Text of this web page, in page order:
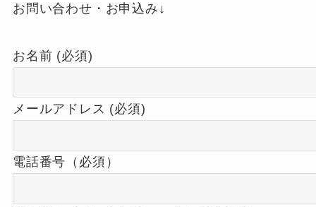
お問い合わせ・お申込み↓
お名前 (必須)
メールアドレス (必須)
電話番号（必須）